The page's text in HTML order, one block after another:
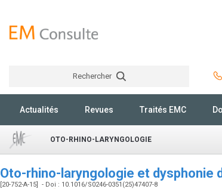
Rechercher
Actualités Revues Traités EMC
OTO-RHINO-LARYNGOLOGIE
Oto-rhino-laryngologie et dysphonie
[20-752-A-15] - Doi : 10.1016/S0246-0351(25)47407-8